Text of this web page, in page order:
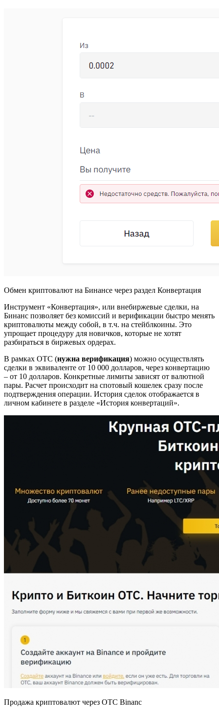
Обмен криптовалют на Бинансе через раздел Конвертация
Инструмент «Конвертация», или внебиржевые сделки, на
Бинанс позволяет без комиссий и верификации быстро менять
криптовалюты между собой, в т.ч. на стейблкоины. Это
упрощает процедуру для новичков, которые не хотят
разбираться в биржевых ордерах.
В рамках OTC (нужна верификация) можно осуществлять
сделки в эквиваленте от 10 000 долларов, через конвертацию
– от 10 долларов. Конкретные лимиты зависят от валютной
пары. Расчет происходит на спотовый кошелек сразу после
подтверждения операции. История сделок отображается в
личном кабинете в разделе «История конвертаций».
Продажа криптовалют через OTC Binanc